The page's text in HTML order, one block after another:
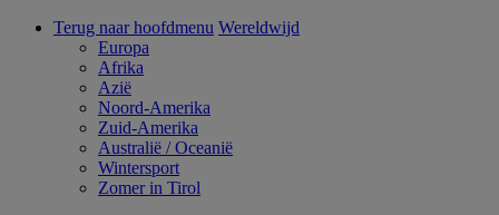
Terug naar hoofdmenu Wereldwijd
Europa
Afrika
Azië
Noord-Amerika
Zuid-Amerika
Australië / Oceanië
Wintersport
Zomer in Tirol